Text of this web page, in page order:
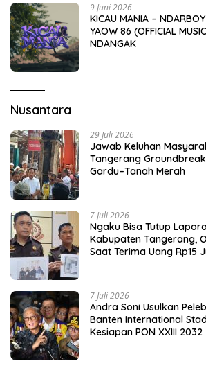
9 Juni 2026
KICAU MANIA –
YAOW 86 (OFFICIAL
NDANGAK
Nusantara
29 Juli 2026
Jawab Keluhan
Tangerang
Gardu–Tanah Merah
7 Juli 2026
Ngaku Bisa Tutup
Kabupaten Tangerang,
Saat Terima Uang Rp15
7 Juli 2026
Andra Soni Usulkan
Banten International
Kesiapan PON XXIII 2032